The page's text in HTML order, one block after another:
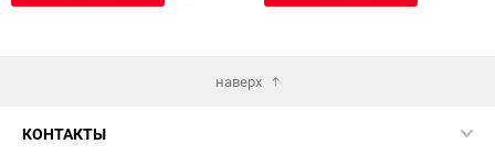
наверх
КОНТАКТЫ